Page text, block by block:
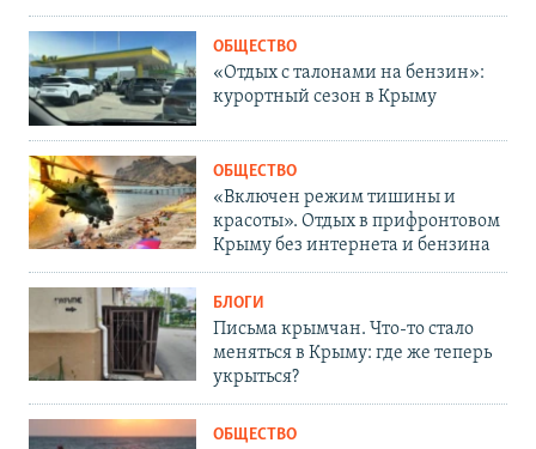
ОБЩЕСТВО
«Отдых с талонами на бензин»:
курортный сезон в Крыму
ОБЩЕСТВО
«Включен режим тишины и
красоты». Отдых в прифронтовом
Крыму без интернета и бензина
БЛОГИ
Письма крымчан. Что-то стало
меняться в Крыму: где же теперь
укрыться?
ОБЩЕСТВО